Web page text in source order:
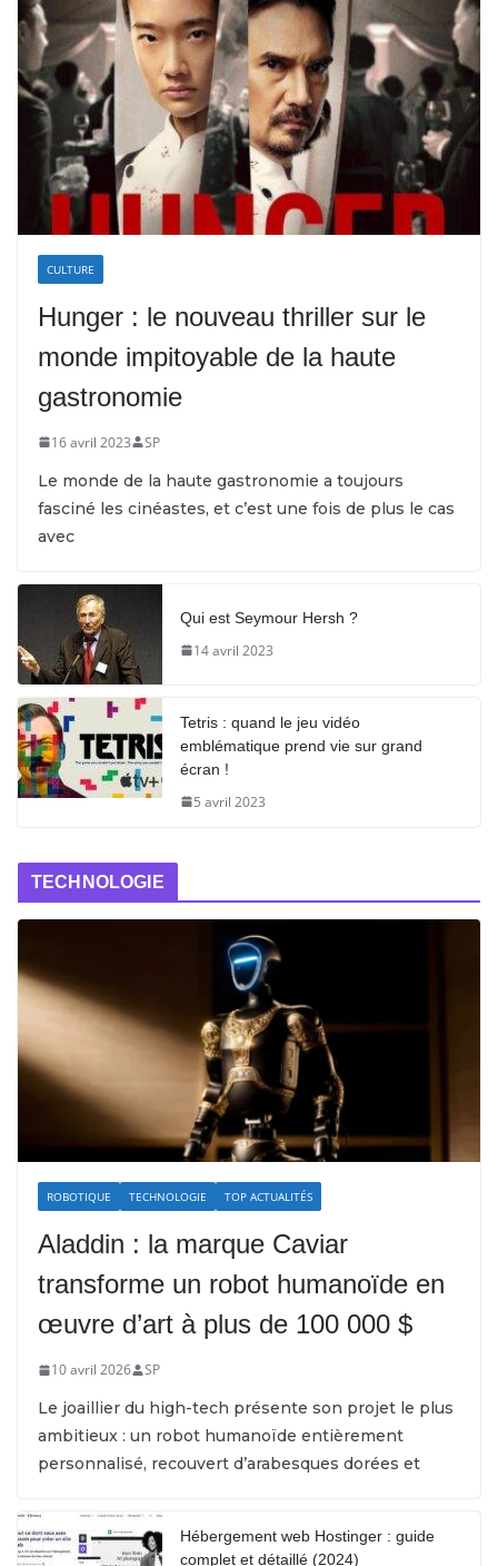
CULTURE
Hunger : le nouveau thriller sur le
monde impitoyable de la haute
gastronomie
16 avril 2023 SP
Le monde de la haute gastronomie a toujours
fasciné les cinéastes, et c’est une fois de plus le cas
avec
Qui est Seymour Hersh ?
14 avril 2023
Tetris : quand le jeu vidéo
emblématique prend vie sur grand
écran !
5 avril 2023
TECHNOLOGIE
ROBOTIQUE TECHNOLOGIE TOP ACTUALITÉS
Aladdin : la marque Caviar
transforme un robot humanoïde en
œuvre d’art à plus de 100 000 $
10 avril 2026 SP
Le joaillier du high-tech présente son projet le plus
ambitieux : un robot humanoïde entièrement
personnalisé, recouvert d’arabesques dorées et
Hébergement web Hostinger : guide
complet et détaillé (2024)